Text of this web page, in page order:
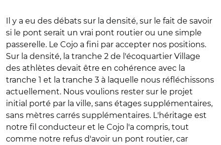
Il y a eu des débats sur la densité, sur le fait de savoir
si le pont serait un vrai pont routier ou une simple
passerelle. Le Cojo a fini par accepter nos positions.
Sur la densité, la tranche 2 de l'écoquartier Village
des athlètes devait être en cohérence avec la
tranche 1 et la tranche 3 à laquelle nous réfléchissons
actuellement. Nous voulions rester sur le projet
initial porté par la ville, sans étages supplémentaires,
sans mètres carrés supplémentaires. L'héritage est
notre fil conducteur et le Cojo l'a compris, tout
comme notre refus d'avoir un pont routier, car